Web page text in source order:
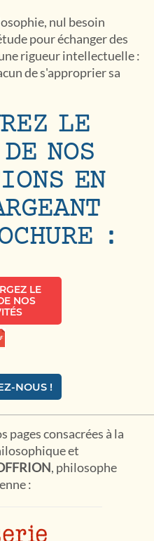
nul besoin
pour échanger des
rigueur intellectuelle :
de s'approprier sa
LE
NOS
EN
:
LE
NOS
NOUS !
pages consacrées à la
et
, philosophe
: